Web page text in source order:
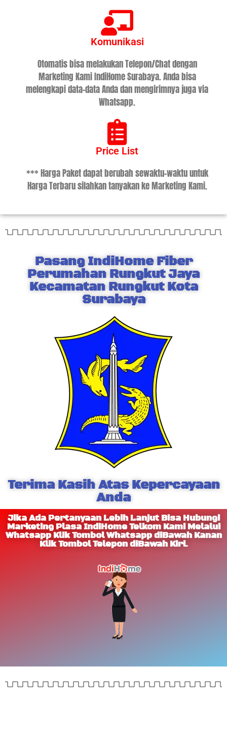
Komunikasi
Otomatis bisa melakukan Telepon/Chat dengan
Marketing Kami IndiHome Surabaya. Anda bisa
melengkapi data-data Anda dan mengirimnya juga via
Whatsapp.
Price List
*** Harga Paket dapat berubah sewaktu-waktu untuk
Harga Terbaru silahkan tanyakan ke Marketing Kami.
Pasang IndiHome Fiber
Perumahan Rungkut Jaya
Kecamatan Rungkut Kota
Surabaya
Terima Kasih Atas Kepercayaan
Anda
Jika Ada Pertanyaan Lebih Lanjut Bisa Hubungi
Marketing Plasa IndiHome Telkom Kami Melalui
Whatsapp Klik Tombol Whatsapp diBawah Kanan
Klik Tombol Telepon diBawah Kiri.